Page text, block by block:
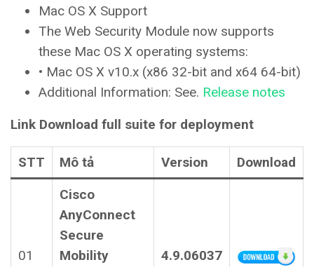
Mac OS X Support
The Web Security Module now supports
these Mac OS X operating systems:
• Mac OS X v10.x (x86 32-bit and x64 64-bit)
Additional Information: See. Release notes
Link Download full suite for deployment
STT Mô tả Version Download
01
Cisco
AnyConnect
Secure
Mobility
4.9.06037